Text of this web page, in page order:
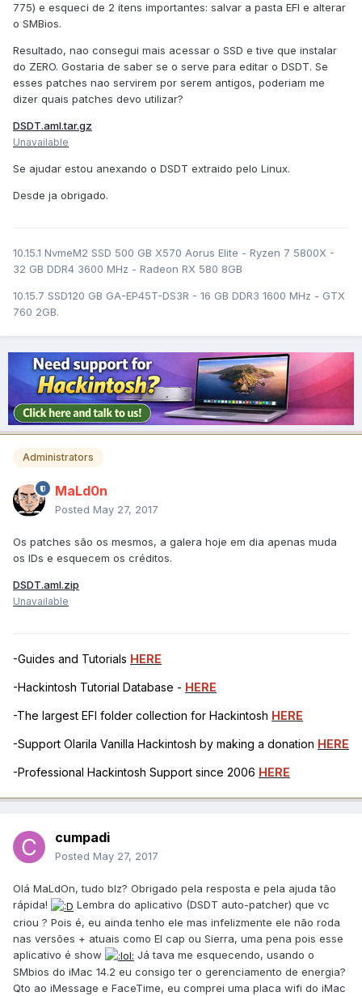
775) e esqueci de 2 itens importantes: salvar a pasta EFI e alterar
o SMBios.
Resultado, nao consegui mais acessar o SSD e tive que instalar
do ZERO. Gostaria de saber se o serve para editar o DSDT. Se
esses patches nao servirem por serem antigos, poderiam me
dizer quais patches devo utilizar?
DSDT.aml.tar.gz
Unavailable
Se ajudar estou anexando o DSDT extraido pelo Linux.
Desde ja obrigado.
10.15.1 NvmeM2 SSD 500 GB X570 Aorus Elite - Ryzen 7 5800X -
32 GB DDR4 3600 MHz - Radeon RX 580 8GB
10.15.7 SSD120 GB GA-EP45T-DS3R - 16 GB DDR3 1600 MHz - GTX
760 2GB.
Administrators
MaLd0n
Posted May 27, 2017
Os patches são os mesmos, a galera hoje em dia apenas muda
os IDs e esquecem os créditos.
DSDT.aml.zip
Unavailable
-Guides and Tutorials HERE
-Hackintosh Tutorial Database - HERE
-The largest EFI folder collection for Hackintosh HERE
-Support Olarila Vanilla Hackintosh by making a donation HERE
-Professional Hackintosh Support since 2006 HERE
cumpadi
Posted May 27, 2017
Olá MaLdOn, tudo blz? Obrigado pela resposta e pela ajuda tão
rápida!
Lembra do aplicativo (DSDT auto-patcher) que vc
criou ? Pois é, eu ainda tenho ele mas infelizmente ele não roda
nas versões + atuais como El cap ou Sierra, uma pena pois esse
aplicativo é show
Já tava me esquecendo, usando o
SMbios do iMac 14.2 eu consigo ter o gerenciamento de energia?
Qto ao iMessage e FaceTime, eu comprei uma placa wifi do iMac